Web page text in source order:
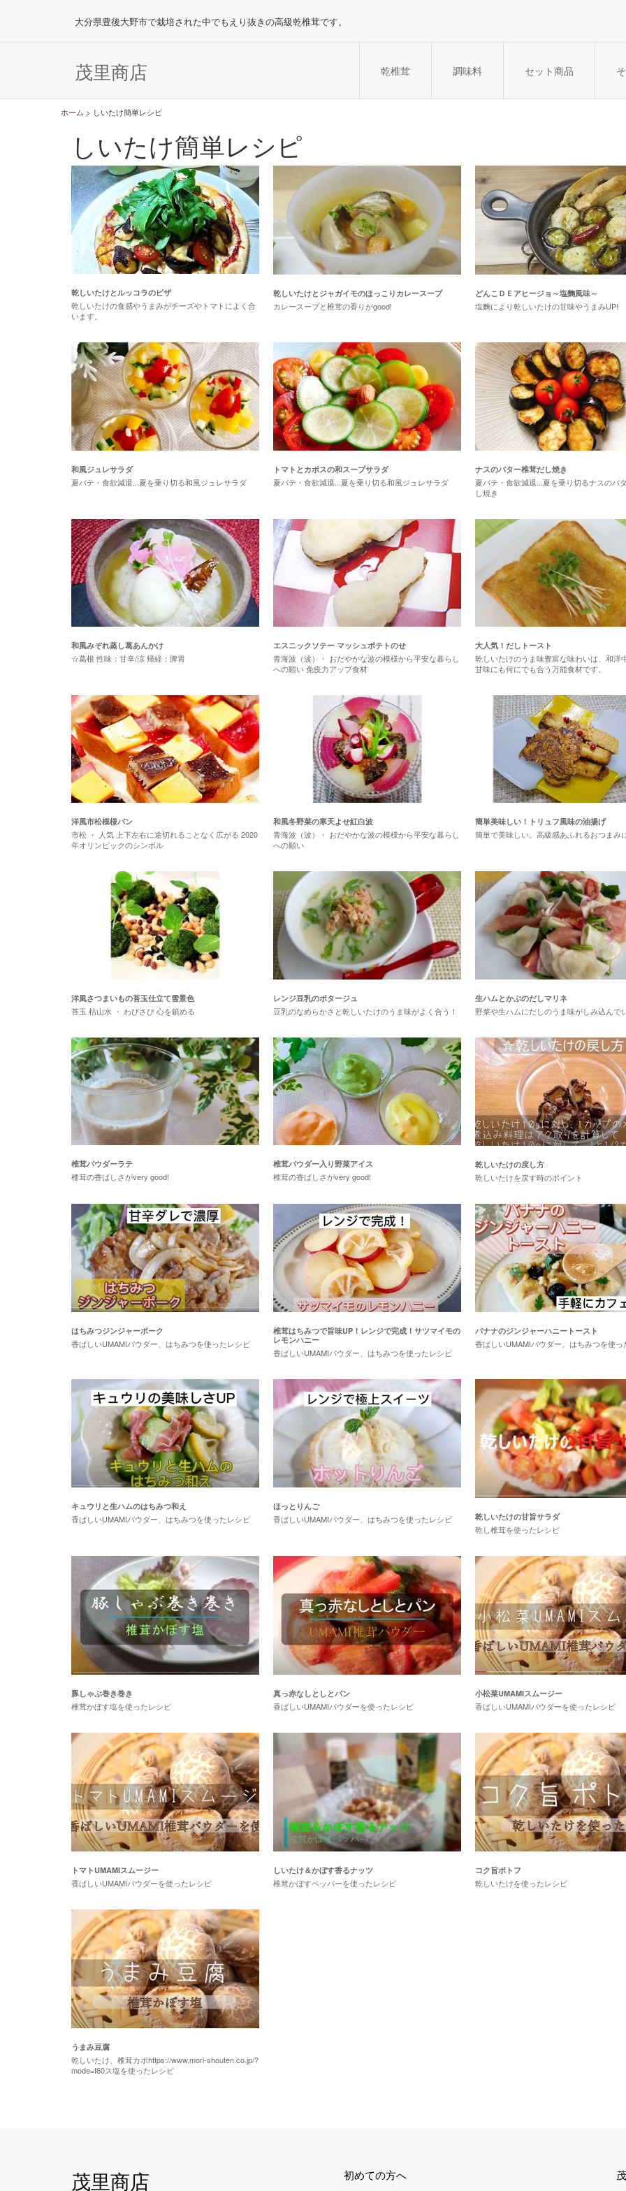
大分県豊後大野市で栽培された中でもえり抜きの高級乾椎茸です。
茂里商店 乾椎茸 調味料 セット商品
ホーム > しいたけ簡単レシピ
しいたけ簡単レシピ
乾しいたけとルッコラのピザ
乾しいたけの食感やうまみがチーズやトマトによく合
います。
乾しいたけとジャガイモのほっこりカレースープ
カレースープと椎茸の香りがgood!
どんこＤＥアヒージョ～塩麴風味～
塩麴により乾しいたけの甘味やうまみUP!
和風ジュレサラダ
夏バテ・食欲減退...夏を乗り切る和風ジュレサラダ
トマトとカボスの和スープサラダ
夏バテ・食欲減退...夏を乗り切る和風ジュレサラダ
ナスのバター椎茸だし焼き
夏バテ・食欲減退...夏を乗り切るナスのバ
し焼き
和風みぞれ蒸し葛あんかけ
☆葛根 性味：甘辛/涼 帰経：脾胃
エスニックソテー マッシュポテトのせ
青海波（波）・ おだやかな波の模様から平安な暮らし
への願い 免疫力アップ食材
大人気！だしトースト
乾しいたけのうま味豊富な味わいは、和洋
甘味にも何にでも合う万能食材です。
洋風市松模様パン
市松 ・ 人気 上下左右に途切れることなく広がる 2020
年オリンピックのシンボル
和風冬野菜の寒天よせ紅白波
青海波（波）・ おだやかな波の模様から平安な暮らし
への願い
簡単美味しい！トリュフ風味の油揚げ
簡単で美味しい。高級感あふれるおつまみ
洋風さつまいもの苔玉仕立て雪景色
苔玉 枯山水 ・ わびさび 心を鎮める
レンジ豆乳のポタージュ
豆乳のなめらかさと乾しいたけのうま味がよく合う！
生ハムとかぶのだしマリネ
野菜や生ハムにだしのうま味がしみ込んで
椎茸パウダーラテ
椎茸の香ばしさがvery good!
椎茸パウダー入り野菜アイス
椎茸の香ばしさがvery good!
乾しいたけの戻し方
乾しいたけを戻す時のポイント
はちみつジンジャーポーク
香ばしいUMAMIパウダー、はちみつを使ったレシピ
椎茸はちみつで旨味UP！レンジで完成！サツマイモの
レモンハニー
香ばしいUMAMIパウダー、はちみつを使ったレシピ
バナナのジンジャーハニートースト
香ばしいUMAMIパウダー、はちみつを使っ
キュウリと生ハムのはちみつ和え
香ばしいUMAMIパウダー、はちみつを使ったレシピ
ほっとりんご
香ばしいUMAMIパウダー、はちみつを使ったレシピ 乾しいたけの甘旨サラダ
乾し椎茸を使ったレシピ
豚しゃぶ巻き巻き
椎茸かぼす塩を使ったレシピ
真っ赤なしとしとパン
香ばしいUMAMIパウダーを使ったレシピ
小松菜UMAMIスムージー
香ばしいUMAMIパウダーを使ったレシピ
トマトUMAMIスムージー
香ばしいUMAMIパウダーを使ったレシピ
しいたけ＆かぼす香るナッツ
椎茸かぼすペッパーを使ったレシピ
コク旨ポトフ
乾しいたけを使ったレシピ
うまみ豆腐
乾しいたけ、椎茸カボhttps://www.mori-shouten.co.jp/?
mode=f60ス塩を使ったレシピ
茂里商店 初めての方へ